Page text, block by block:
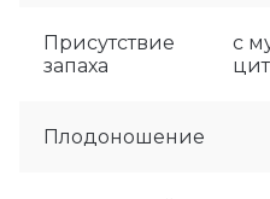
Присутствие
запаха
с
Плодоношение